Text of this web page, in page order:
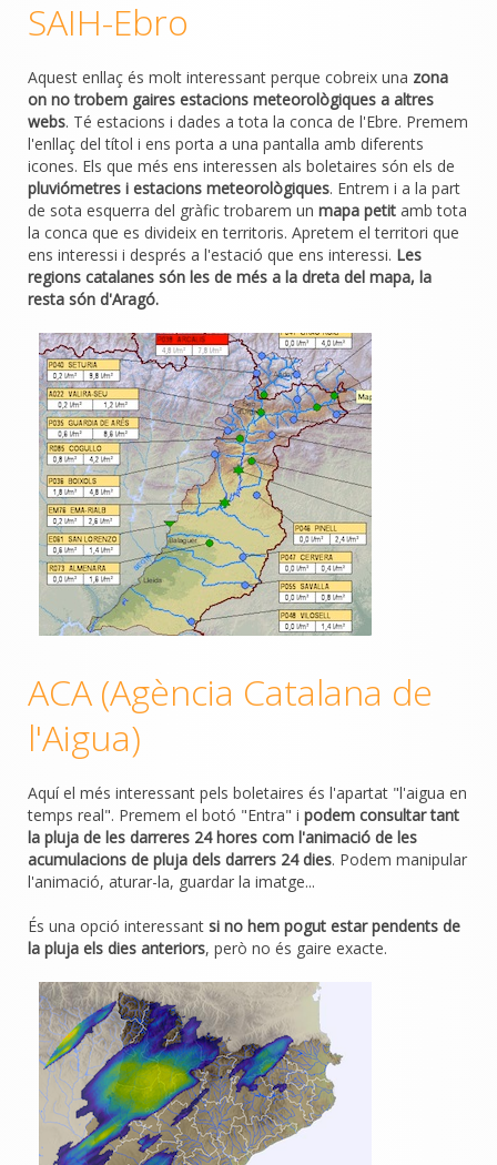
SAIH-Ebro
Aquest enllaç és molt interessant perque cobreix una zona
on no trobem gaires estacions meteorològiques a altres
webs. Té estacions i dades a tota la conca de l'Ebre. Premem
l'enllaç del títol i ens porta a una pantalla amb diferents
icones. Els que més ens interessen als boletaires són els de
pluviómetres i estacions meteorològiques. Entrem i a la part
de sota esquerra del gràfic trobarem un mapa petit amb tota
la conca que es divideix en territoris. Apretem el territori que
ens interessi i després a l'estació que ens interessi. Les
regions catalanes són les de més a la dreta del mapa, la
resta són d'Aragó.
ACA (Agència Catalana de
l'Aigua)
Aquí el més interessant pels boletaires és l'apartat "l'aigua en
temps real". Premem el botó "Entra" i podem consultar tant
la pluja de les darreres 24 hores com l'animació de les
acumulacions de pluja dels darrers 24 dies. Podem manipular
l'animació, aturar-la, guardar la imatge...
És una opció interessant si no hem pogut estar pendents de
la pluja els dies anteriors, però no és gaire exacte.